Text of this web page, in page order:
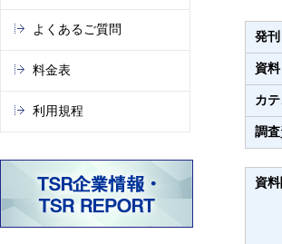
発刊
資
カテ
調
資
よくあるご質問
料金表
利用規程